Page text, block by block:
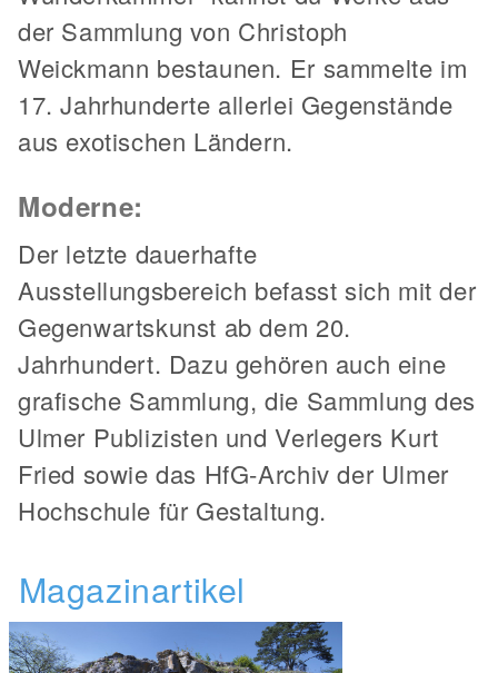
der Sammlung von Christoph
Weickmann bestaunen. Er sammelte im
17. Jahrhunderte allerlei Gegenstände
aus exotischen Ländern.
Moderne:
Der letzte dauerhafte
Ausstellungsbereich befasst sich mit der
Gegenwartskunst ab dem 20.
Jahrhundert. Dazu gehören auch eine
grafische Sammlung, die Sammlung des
Ulmer Publizisten und Verlegers Kurt
Fried sowie das HfG-Archiv der Ulmer
Hochschule für Gestaltung.
Magazinartikel